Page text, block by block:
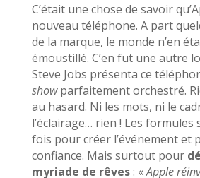
C’était une chose de savoir
nouveau téléphone. A part
de la marque, le monde n’en
émoustillé. C’en fut une autre
Steve Jobs présenta ce
showparfaitement orchestré.
au hasard. Ni les mots, ni le
l’éclairage… rien ! Les formules
fois pour créer l’événement et
confiance. Mais surtout pour
myriade de rêves: «Apple